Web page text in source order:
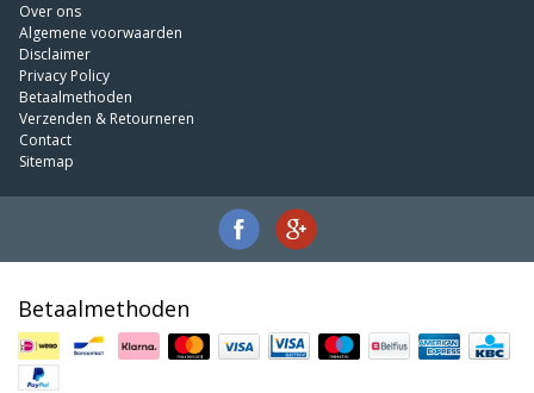
Over ons
Algemene voorwaarden
Disclaimer
Privacy Policy
Betaalmethoden
Verzenden & Retourneren
Contact
Sitemap
Betaalmethoden